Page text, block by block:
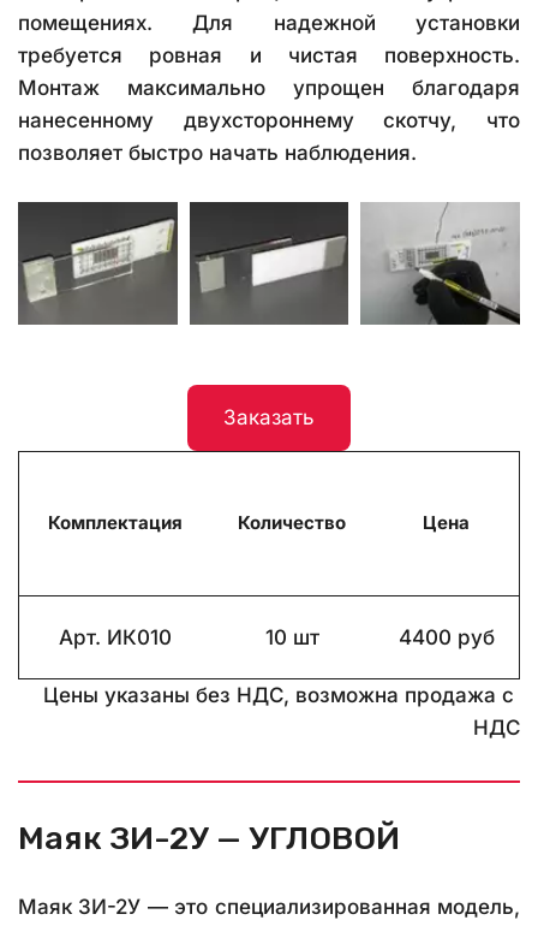
помещениях. Для надежной установки
требуется ровная и чистая поверхность.
Монтаж максимально упрощен благодаря
нанесенному двухстороннему скотчу, что
позволяет быстро начать наблюдения.
Заказать
Комплектация Количество Цена
Арт. ИК010 10 шт 4400 руб
Цены указаны без НДС, возможна продажа с
НДС
Маяк ЗИ-2У — УГЛОВОЙ
Маяк ЗИ-2У — это специализированная модель,